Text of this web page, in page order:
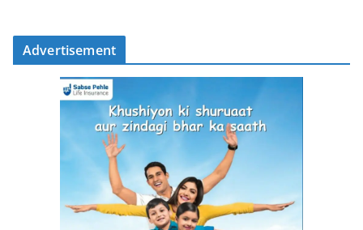
Advertisement